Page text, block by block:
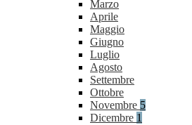
Marzo
Aprile
Maggio
Giugno
Luglio
Agosto
Settembre
Ottobre
Novembre 5
Dicembre 1